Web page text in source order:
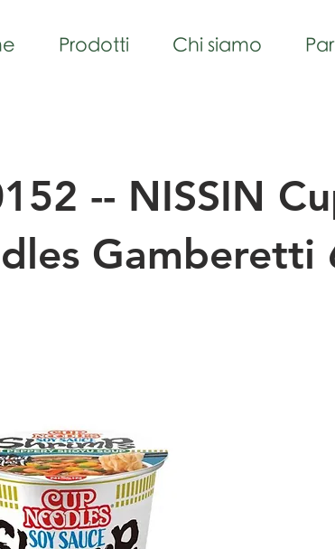
Prodotti Chi siamo
-- NISSIN
Gamberetti